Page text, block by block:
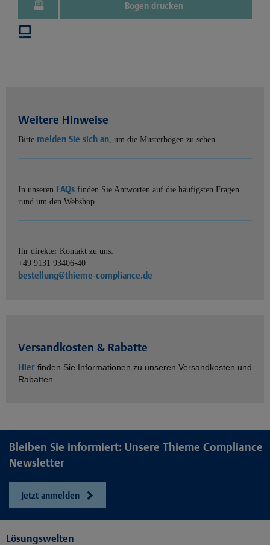
Bogen drucken
Weitere Hinweise
Bitte melden Sie sich an, um die Musterbögen zu sehen.
In unseren FAQs finden Sie Antworten auf die häufigsten Fragen
rund um den Webshop.
Ihr direkter Kontakt zu uns:
+49 9131 93406-40
bestellung@thieme-compliance.de
Versandkosten & Rabatte
Hier finden Sie Informationen zu unseren Versandkosten und
Rabatten.
Bleiben Sie informiert: Unsere Thieme Compliance
Newsletter
Jetzt anmelden
Lösungswelten